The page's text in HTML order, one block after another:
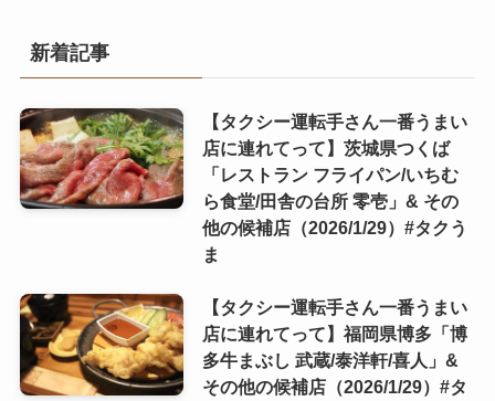
新着記事
【タクシー運転手さん一番うまい
店に連れてって】茨城県つくば
「レストラン フライパン/いちむ
ら食堂/田舎の台所 零壱」& その
他の候補店（2026/1/29）#タクう
ま
【タクシー運転手さん一番うまい
店に連れてって】福岡県博多「博
多牛まぶし 武蔵/泰洋軒/喜人」&
その他の候補店（2026/1/29）#タ